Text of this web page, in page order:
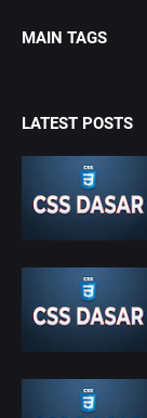
MAIN TAGS
LATEST POSTS